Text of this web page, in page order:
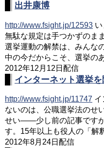
出井康博
http://www.fsight.jp/12593
無駄な規定は手つかずのま
選挙運動の解禁は、みんな
中の今だからこそ、選挙の
2012年12月12日配信
インターネット選挙
http://www.fsight.jp/11747 イ
ないのは、公職選挙法のせ
せい――少し前の記事です
す。15年以上も役人の「解
2012年8月24日配信